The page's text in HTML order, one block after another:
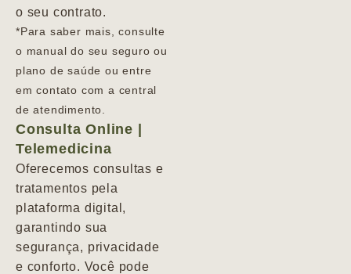
o seu contrato.
*Para saber mais, consulte
o manual do seu seguro ou
plano de saúde ou entre
em contato com a central
de atendimento.
Consulta Online |
Telemedicina
Oferecemos consultas e
tratamentos pela
plataforma digital,
garantindo sua
segurança, privacidade
e conforto. Você pode